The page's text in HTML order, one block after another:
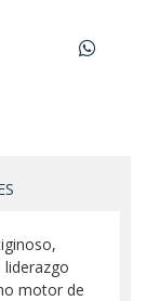
motor de